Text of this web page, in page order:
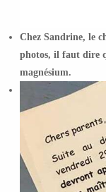
Chez Sandrine, le
photos, il faut dire
magnésium.